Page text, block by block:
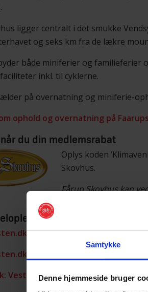
Samtykke
Denne hjemmeside bruger
ligger centralt i det smukke
og seks km fra de lækre
både miniferier og familieferier
inkl. til cyklerne.
på overnatning og miniferie-
ophold og overnatning på
du din medlemsrabat
Oplys koden
Skovhus.
Fårup Skovhus kan
omkring Fårup
Panoramarute 412
Panoramarute 413
Vestkystruten (N1)